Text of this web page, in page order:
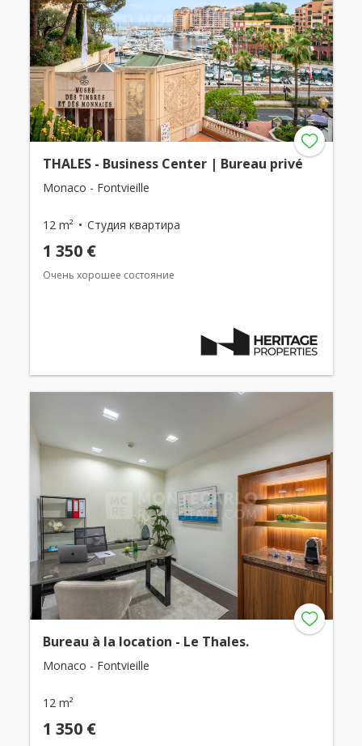
THALES - Business Center | Bureau privé
Monaco - Fontvieille
12 m² Студия квартира
1 350 €
Очень хорошее состояние
Bureau à la location - Le Thales.
Monaco - Fontvieille
12 m²
1 350 €